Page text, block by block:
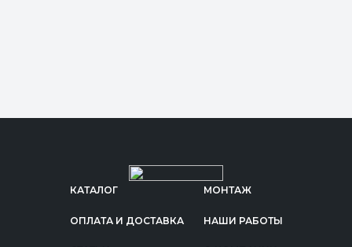
КАТАЛОГ МОНТАЖ
ОПЛАТА И ДОСТАВКА НАШИ РАБОТЫ